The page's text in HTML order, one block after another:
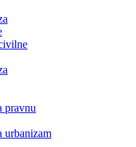
pravnu
urbanizam